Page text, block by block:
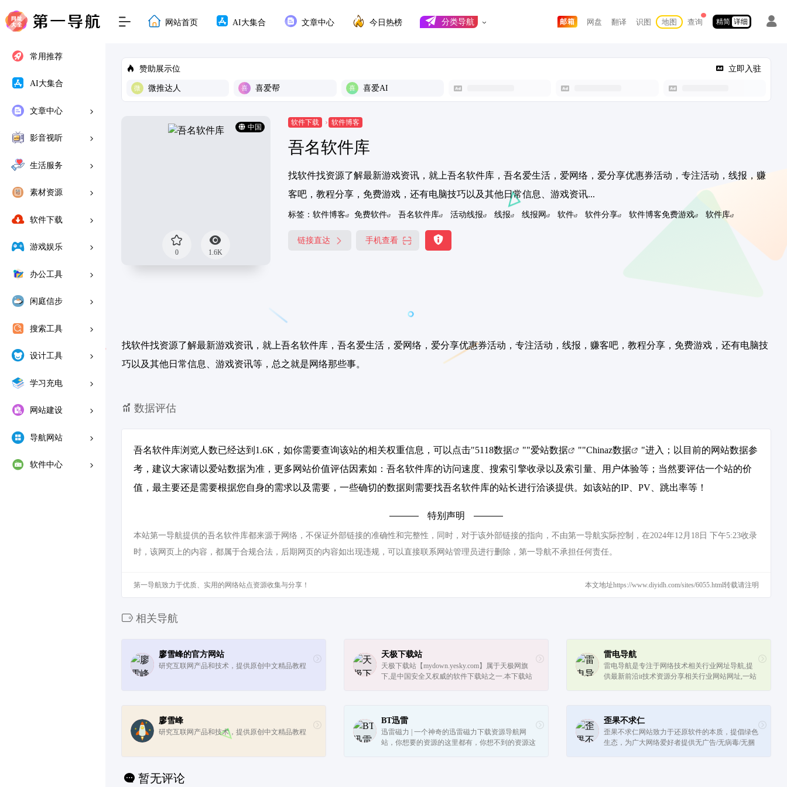
常用推荐
AI大集合
文章中心
影音视听
生活服务
素材资源
软件下载
游戏娱乐
办公工具
闲庭信步
搜索工具
设计工具
学习充电
网站建设
导航网站
软件中心
网站首页 AI大集合 文章中心 今日热榜 分类导航 邮箱 网盘 翻译 识图 地图 查询 精简 详细
赞助展示位 立即入驻
微推达人 喜爱帮 喜爱AI
中国
0 1.6K
软件下载 软件博客
吾名软件库
找软件找资源了解最新游戏资讯，就上吾名软件库，吾名爱生活，爱网络，爱分享优惠券活动，专注活动，线报，赚
客吧，教程分享，免费游戏，还有电脑技巧以及其他日常信息、游戏资讯...
标签： 软件博客 免费软件 吾名软件库 活动线报 线报 线报网 软件 软件分享 软件博客免费游戏 软件库
链接直达 手机查看
找软件找资源了解最新游戏资讯，就上吾名软件库，吾名爱生活，爱网络，爱分享优惠券活动，专注活动，线报，赚客吧，教程分享，免费游戏，还有电脑技
巧以及其他日常信息、游戏资讯等，总之就是网络那些事。
数据评估
吾名软件库浏览人数已经达到1.6K，如你需要查询该站的相关权重信息，可以点击"5118数据 ""爱站数据 ""Chinaz数据
"进入；以目前的网站数据参
考，建议大家请以爱站数据为准，更多网站价值评估因素如：吾名软件库的访问速度、搜索引擎收录以及索引量、用户体验等；当然要评估一个站的价
值，最主要还是需要根据您自身的需求以及需要，一些确切的数据则需要找吾名软件库的站长进行洽谈提供。如该站的IP、PV、跳出率等！
特别声明
本站第一导航提供的吾名软件库都来源于网络，不保证外部链接的准确性和完整性，同时，对于该外部链接的指向，不由第一导航实际控制，在2024年12月18日 下午5:23收录
时，该网页上的内容，都属于合规合法，后期网页的内容如出现违规，可以直接联系网站管理员进行删除，第一导航不承担任何责任。
第一导航致力于优质、实用的网络站点资源收集与分享！ 本文地址https://www.diyidh.com/sites/6055.html转载请注明
相关导航
廖雪峰的官方网站
研究互联网产品和技术，提供原创中文精品教程
天极下载站
天极下载站【mydown.yesky.com】属于天极网旗
下,是中国安全又权威的软件下载站之一.本下载站
雷电导航
雷电导航是专注于网络技术相关行业网址导航,提
供最新前沿it技术资源分享相关行业网站网址,一站
廖雪峰
研究互联网产品和技术，提供原创中文精品教程
BT迅雷
迅雷磁力 | 一个神奇的迅雷磁力下载资源导航网
站，你想要的资源的这里都有，你想不到的资源这
歪果不求仁
歪果不求仁网站致力于还原软件的本质，提倡绿色
生态，为广大网络爱好者提供无广告/无病毒/无捆
暂无评论